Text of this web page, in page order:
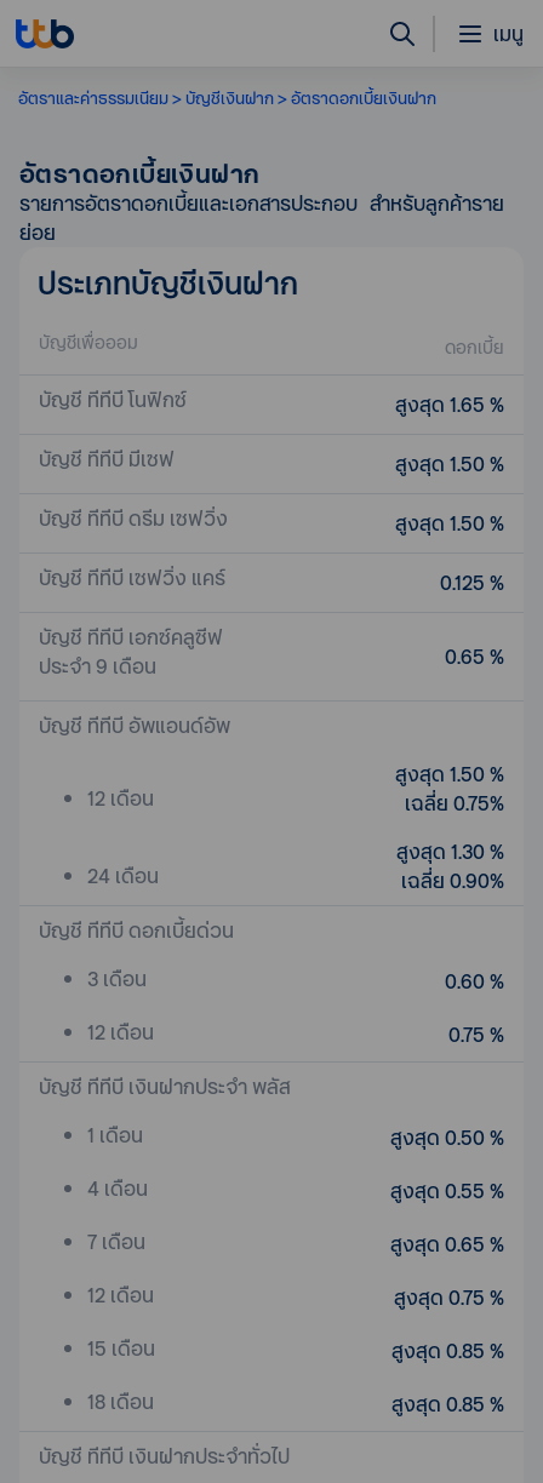
เมนู
อัตราและค่าธรรมเนียม บัญชีเงินฝาก อัตราดอกเบี้ยเงินฝาก
อัตราดอกเบี้ยเงินฝาก
รายการอัตราดอกเบี้ยและเอกสารประกอบ สำหรับลูกค้าราย
ย่อย
ประเภทบัญชีเงินฝาก
บัญชีเพื่อออม ดอกเบี้ย
บัญชี ทีทีบี โนฟิกซ์
สูงสุด 1.65 %
บัญชี ทีทีบี มีเซฟ
สูงสุด 1.50 %
บัญชี ทีทีบี ดรีม เซฟวิ่ง
สูงสุด 1.50 %
บัญชี ทีทีบี เซฟวิ่ง แคร์
0.125 %
บัญชี ทีทีบี เอกซ์คลูซีฟ
ประจำ 9 เดือน
0.65 %
บัญชี ทีทีบี อัพแอนด์อัพ
12 เดือน
สูงสุด 1.50 %
เฉลี่ย 0.75%
24 เดือน
สูงสุด 1.30 %
เฉลี่ย 0.90%
บัญชี ทีทีบี ดอกเบี้ยด่วน
3 เดือน
0.60 %
12 เดือน
0.75 %
บัญชี ทีทีบี เงินฝากประจำ พลัส
1 เดือน
สูงสุด 0.50 %
4 เดือน
สูงสุด 0.55 %
7 เดือน
สูงสุด 0.65 %
12 เดือน
สูงสุด 0.75 %
15 เดือน
สูงสุด 0.85 %
18 เดือน
สูงสุด 0.85 %
บัญชี ทีทีบี เงินฝากประจำทั่วไป